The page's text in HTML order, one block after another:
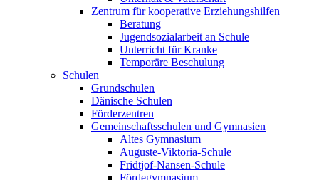
Zentrum für kooperative Erziehungshilfen
Beratung
Jugendsozialarbeit an Schule
Unterricht für Kranke
Temporäre Beschulung
Schulen
Grundschulen
Dänische Schulen
Förderzentren
Gemeinschaftsschulen und Gymnasien
Altes Gymnasium
Auguste-Viktoria-Schule
Fridtjof-Nansen-Schule
Fördegymnasium